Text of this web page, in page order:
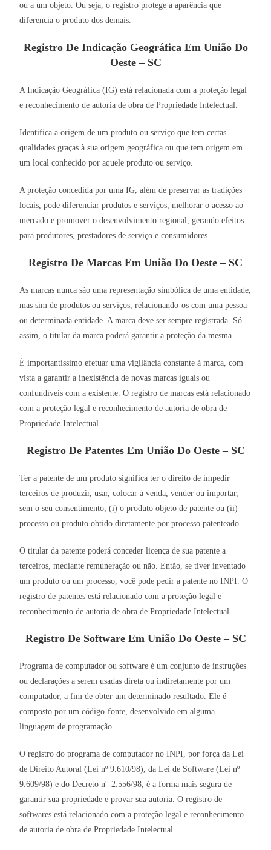
ou a um objeto. Ou seja, o registro protege a aparência que
diferencia o produto dos demais.
Registro De Indicação Geográfica Em União Do
Oeste – SC
A Indicação Geográfica (IG) está relacionada com a proteção legal
e reconhecimento de autoria de obra de Propriedade Intelectual.
Identifica a origem de um produto ou serviço que tem certas
qualidades graças à sua origem geográfica ou que tem origem em
um local conhecido por aquele produto ou serviço.
A proteção concedida por uma IG, além de preservar as tradições
locais, pode diferenciar produtos e serviços, melhorar o acesso ao
mercado e promover o desenvolvimento regional, gerando efeitos
para produtores, prestadores de serviço e consumidores.
Registro De Marcas Em União Do Oeste – SC
As marcas nunca são uma representação simbólica de uma entidade,
mas sim de produtos ou serviços, relacionando-os com uma pessoa
ou determinada entidade. A marca deve ser sempre registrada. Só
assim, o titular da marca poderá garantir a proteção da mesma.
É importantíssimo efetuar uma vigilância constante à marca, com
vista a garantir a inexistência de novas marcas iguais ou
confundíveis com a existente. O registro de marcas está relacionado
com a proteção legal e reconhecimento de autoria de obra de
Propriedade Intelectual.
Registro De Patentes Em União Do Oeste – SC
Ter a patente de um produto significa ter o direito de impedir
terceiros de produzir, usar, colocar à venda, vender ou importar,
sem o seu consentimento, (i) o produto objeto de patente ou (ii)
processo ou produto obtido diretamente por processo patenteado.
O titular da patente poderá conceder licença de sua patente a
terceiros, mediante remuneração ou não. Então, se tiver inventado
um produto ou um processo, você pode pedir a patente no INPI. O
registro de patentes está relacionado com a proteção legal e
reconhecimento de autoria de obra de Propriedade Intelectual.
Registro De Software Em União Do Oeste – SC
Programa de computador ou software é um conjunto de instruções
ou declarações a serem usadas direta ou indiretamente por um
computador, a fim de obter um determinado resultado. Ele é
composto por um código-fonte, desenvolvido em alguma
linguagem de programação.
O registro do programa de computador no INPI, por força da Lei
de Direito Autoral (Lei nº 9.610/98), da Lei de Software (Lei nº
9.609/98) e do Decreto n° 2.556/98, é a forma mais segura de
garantir sua propriedade e provar sua autoria. O registro de
softwares está relacionado com a proteção legal e reconhecimento
de autoria de obra de Propriedade Intelectual.